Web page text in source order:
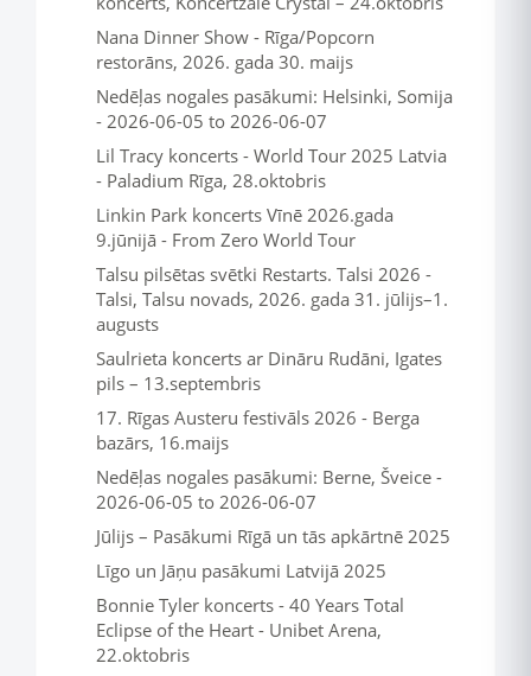
Nana Dinner Show - Rīga/Popcorn
restorāns, 2026. gada 30. maijs
Nedēļas nogales pasākumi: Helsinki, Somija
- 2026-06-05 to 2026-06-07
Lil Tracy koncerts - World Tour 2025 Latvia
- Paladium Rīga, 28.oktobris
Linkin Park koncerts Vīnē 2026.gada
9.jūnijā - From Zero World Tour
Talsu pilsētas svētki Restarts. Talsi 2026 -
Talsi, Talsu novads, 2026. gada 31. jūlijs–1.
augusts
Saulrieta koncerts ar Dināru Rudāni, Igates
pils – 13.septembris
17. Rīgas Austeru festivāls 2026 - Berga
bazārs, 16.maijs
Nedēļas nogales pasākumi: Berne, Šveice -
2026-06-05 to 2026-06-07
Jūlijs – Pasākumi Rīgā un tās apkārtnē 2025
Līgo un Jāņu pasākumi Latvijā 2025
Bonnie Tyler koncerts - 40 Years Total
Eclipse of the Heart - Unibet Arena,
22.oktobris